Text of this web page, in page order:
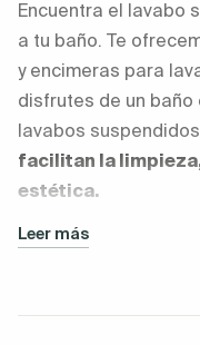
Encuentra el lavabo
a tu baño. Te
y encimeras para
disfrutes de un baño
lavabos suspendidos
facilitan la
estética.
Tipos de
Leer más